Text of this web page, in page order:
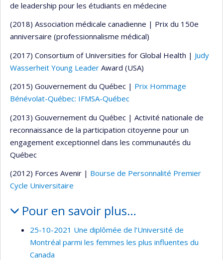
de leadership pour les étudiants en médecine
(2018) Association médicale canadienne | Prix du 150e
anniversaire (professionnalisme médical)
(2017) Consortium of Universities for Global Health | Judy
Wasserheit Young Leader Award (USA)
(2015) Gouvernement du Québec | Prix Hommage
Bénévolat-Québec: IFMSA-Québec
(2013) Gouvernement du Québec | Activité nationale de
reconnaissance de la participation citoyenne pour un
engagement exceptionnel dans les communautés du
Québec
(2012) Forces Avenir | Bourse de Personnalité Premier
Cycle Universitaire
Pour en savoir plus…
25-10-2021 Une diplômée de l’Université de
Montréal parmi les femmes les plus influentes du
Canada